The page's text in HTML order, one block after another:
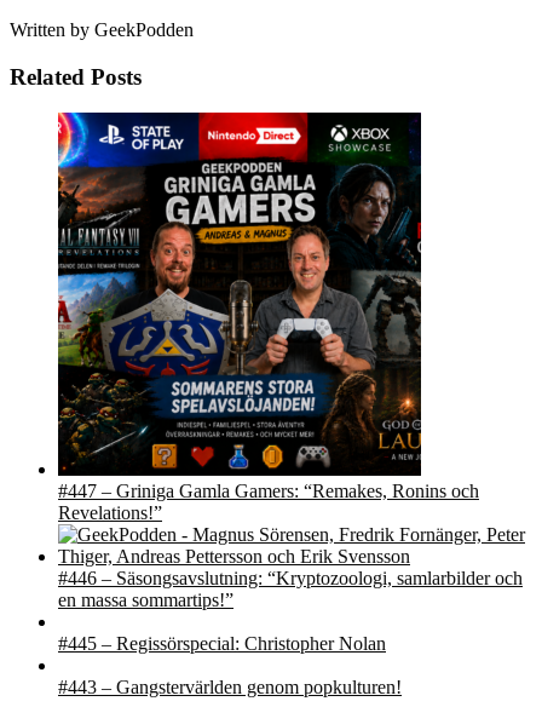
Written by GeekPodden
Related Posts
#447 – Griniga Gamla Gamers: “Remakes, Ronins och
Revelations!”
#446 – Säsongsavslutning: “Kryptozoologi, samlarbilder och
en massa sommartips!”
#445 – Regissörspecial: Christopher Nolan
#443 – Gangstervärlden genom popkulturen!